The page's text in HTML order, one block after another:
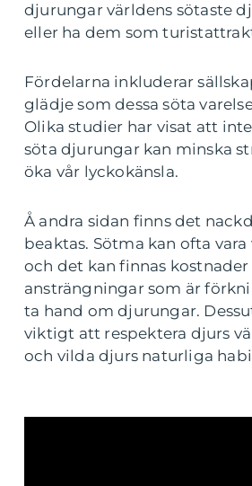
djurungar världens sötaste
eller ha dem som
Fördelarna inkluderar
glädje som dessa söta
Olika studier har visat att
söta djurungar kan minska
öka vår lyckokänsla.
Å andra sidan finns det
beaktas. Sötma kan ofta
och det kan finnas kostnader
ansträngningar som är
ta hand om djurungar.
viktigt att respektera djurs
och vilda djurs naturliga